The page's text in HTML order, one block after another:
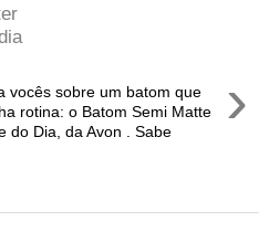
›
vocês sobre um batom que
rotina: o Batom Semi Matte
do Dia, da Avon . Sabe